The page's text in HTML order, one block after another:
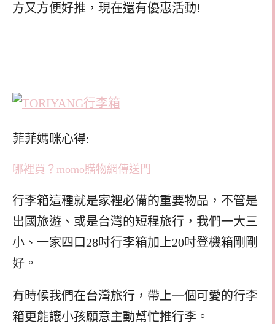
方又方便好推，現在還有優惠活動!
菲菲媽咪心得:
哪裡買？momo購物網傳送門
行李箱這種就是家裡必備的重要物品，不管是
出國旅遊、或是台灣的短程旅行，我們一大三
小、一家四口28吋行李箱加上20吋登機箱剛剛
好。
有時候我們在台灣旅行，帶上一個可愛的行李
箱更能讓小孩願意主動幫忙推行李。